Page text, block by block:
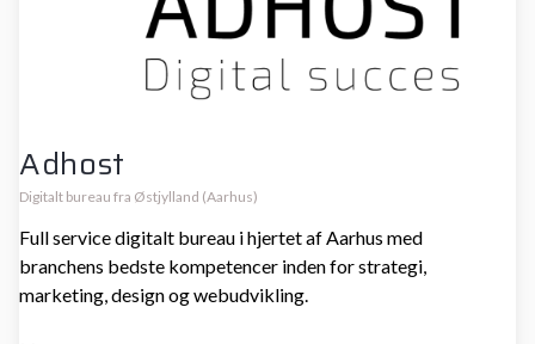
Adhost
Digitalt bureau fra Østjylland (Aarhus)
Full service digitalt bureau i hjertet af Aarhus med
branchens bedste kompetencer inden for strategi,
marketing, design og webudvikling.